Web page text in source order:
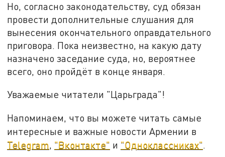
Но, согласно законодательству, суд обязан
провести дополнительные слушания для
вынесения окончательного оправдательного
приговора. Пока неизвестно, на какую дату
назначено заседание суда, но, вероятнее
всего, оно пройдёт в конце января.
Уважаемые читатели "Царьграда"!
Напоминаем, что вы можете читать самые
интересные и важные новости Армении в
Telegram "Вконтакте" и "Одноклассниках"